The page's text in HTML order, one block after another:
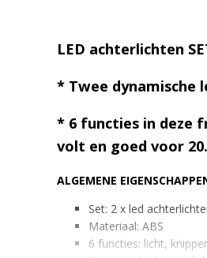
LED achterlichten
* Twee dynamische
* 6 functies in deze
volt en goed voor
ALGEMENE
Set: 2 x led
Materiaal: ABS
6 functies: licht,